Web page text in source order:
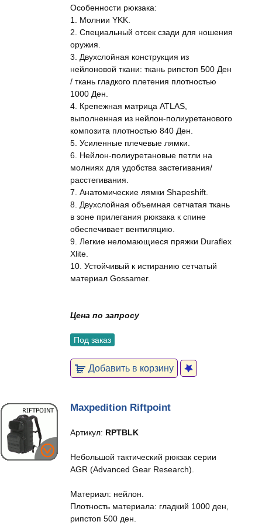
Особенности рюкзака:
1. Молнии YKK.
2. Специальный отсек сзади для ношения
оружия.
3. Двухслойная конструкция из
нейлоновой ткани: ткань рипстоп 500 Ден
/ ткань гладкого плетения плотностью
1000 Ден.
4. Крепежная матрица ATLAS,
выполненная из нейлон-полиуретанового
композита плотностью 840 Ден.
5. Усиленные плечевые лямки.
6. Нейлон-полиуретановые петли на
молниях для удобства застегивания/
расстегивания.
7. Анатомические лямки Shapeshift.
8. Двухслойная объемная сетчатая ткань
в зоне прилегания рюкзака к спине
обеспечивает вентиляцию.
9. Легкие неломающиеся пряжки Duraflex
Xlite.
10. Устойчивый к истиранию сетчатый
материал Gossamer.
Цена по запросу
Под заказ
Добавить в корзину
Maxpedition Riftpoint
Артикул: RPTBLK
Небольшой тактический рюкзак серии
AGR (Advanced Gear Research).
Материал: нейлон.
Плотность материала: гладкий 1000 ден,
рипстоп 500 ден.